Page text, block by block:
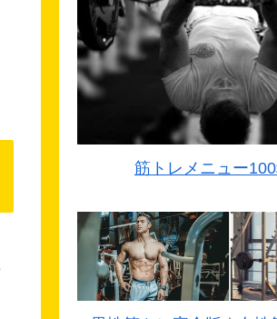
筋トレメニュー